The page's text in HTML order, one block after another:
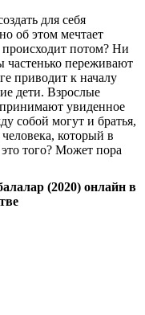
для себя
об этом мечтает
потом? Ни
частенько переживают
приводит к началу
дети. Взрослые
увиденное
собой могут и братья,
который в
это того? Может пора
(2020) онлайн в